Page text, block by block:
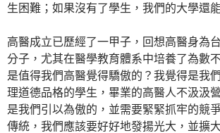
生困難；如果沒有了學生，我們的大學還
高醫成立已歷經了一甲子，回想高醫身為
分子，尤其在醫學教育體系中培養了為數
是值得我們高醫覺得驕傲的？我覺得是我
理道德品格的學生，畢業的高醫人不汲汲
是我們引以為傲的，並需要緊緊抓牢的競
傳統，我們應該要好好地發揚光大，並擴